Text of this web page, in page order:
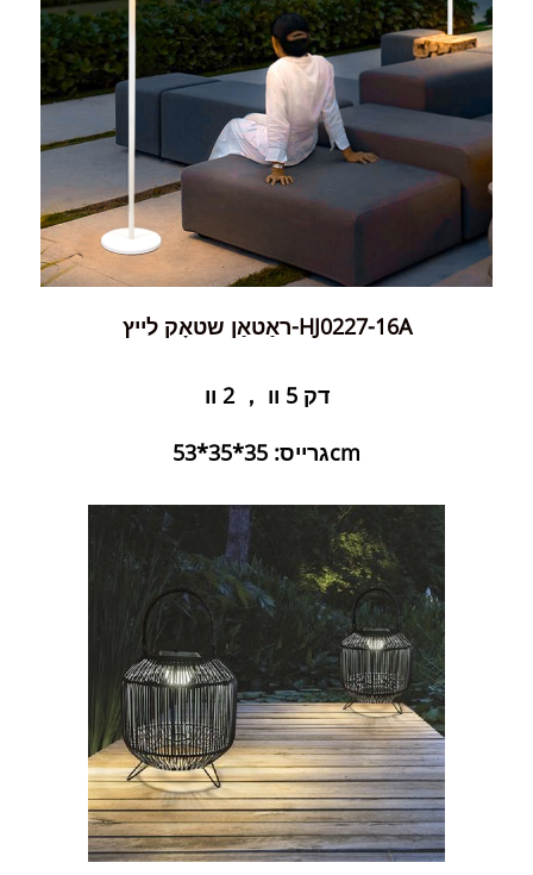
ראַטאַן שטאָק לייץ-HJ0227-16A
דק 5 וו ， 2 וו
גרייס: 35*35*53cm